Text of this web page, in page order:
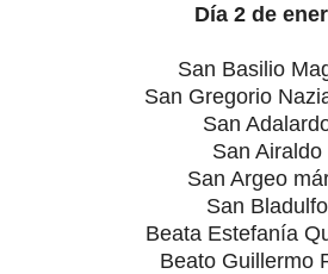
Día 2 de
San Basilio
San Gregorio
San
San Airaldo
San Argeo
San Bladulfo
Beata Estefanía
Beato Guillermo